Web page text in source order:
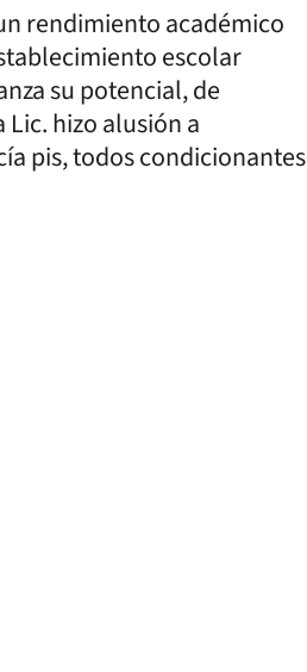
rendimiento académico
escolar
su potencial, de
hizo alusión a
pis, todos condicionantes